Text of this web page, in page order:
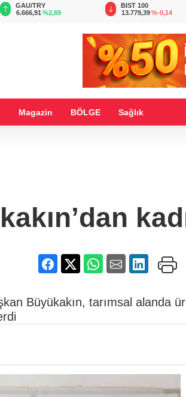
BIST 100
13.779,39%-0,14
USD
47,6830%0,14
Magazin BÖLGE Sağlık
Büyükakın, tarımsal alanda